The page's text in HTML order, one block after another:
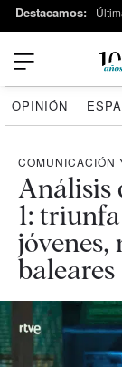
Destacamos:
OPINIÓN
COMUNICACIÓN
Análisis
1:
jóvenes,
baleares